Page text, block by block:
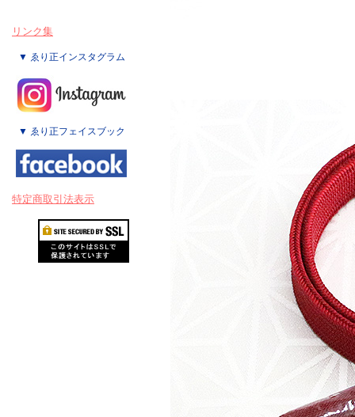
リンク集
▼ ゑり正インスタグラム
▼ ゑり正フェイスブック
特定商取引法表示